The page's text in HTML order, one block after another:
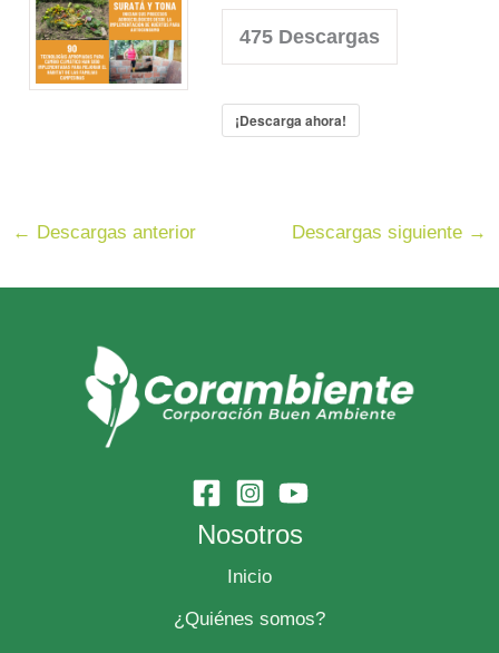
475Descargas
¡Descarga ahora!
← Descargas anterior Descargas siguiente →
Nosotros
Inicio
¿Quiénes somos?